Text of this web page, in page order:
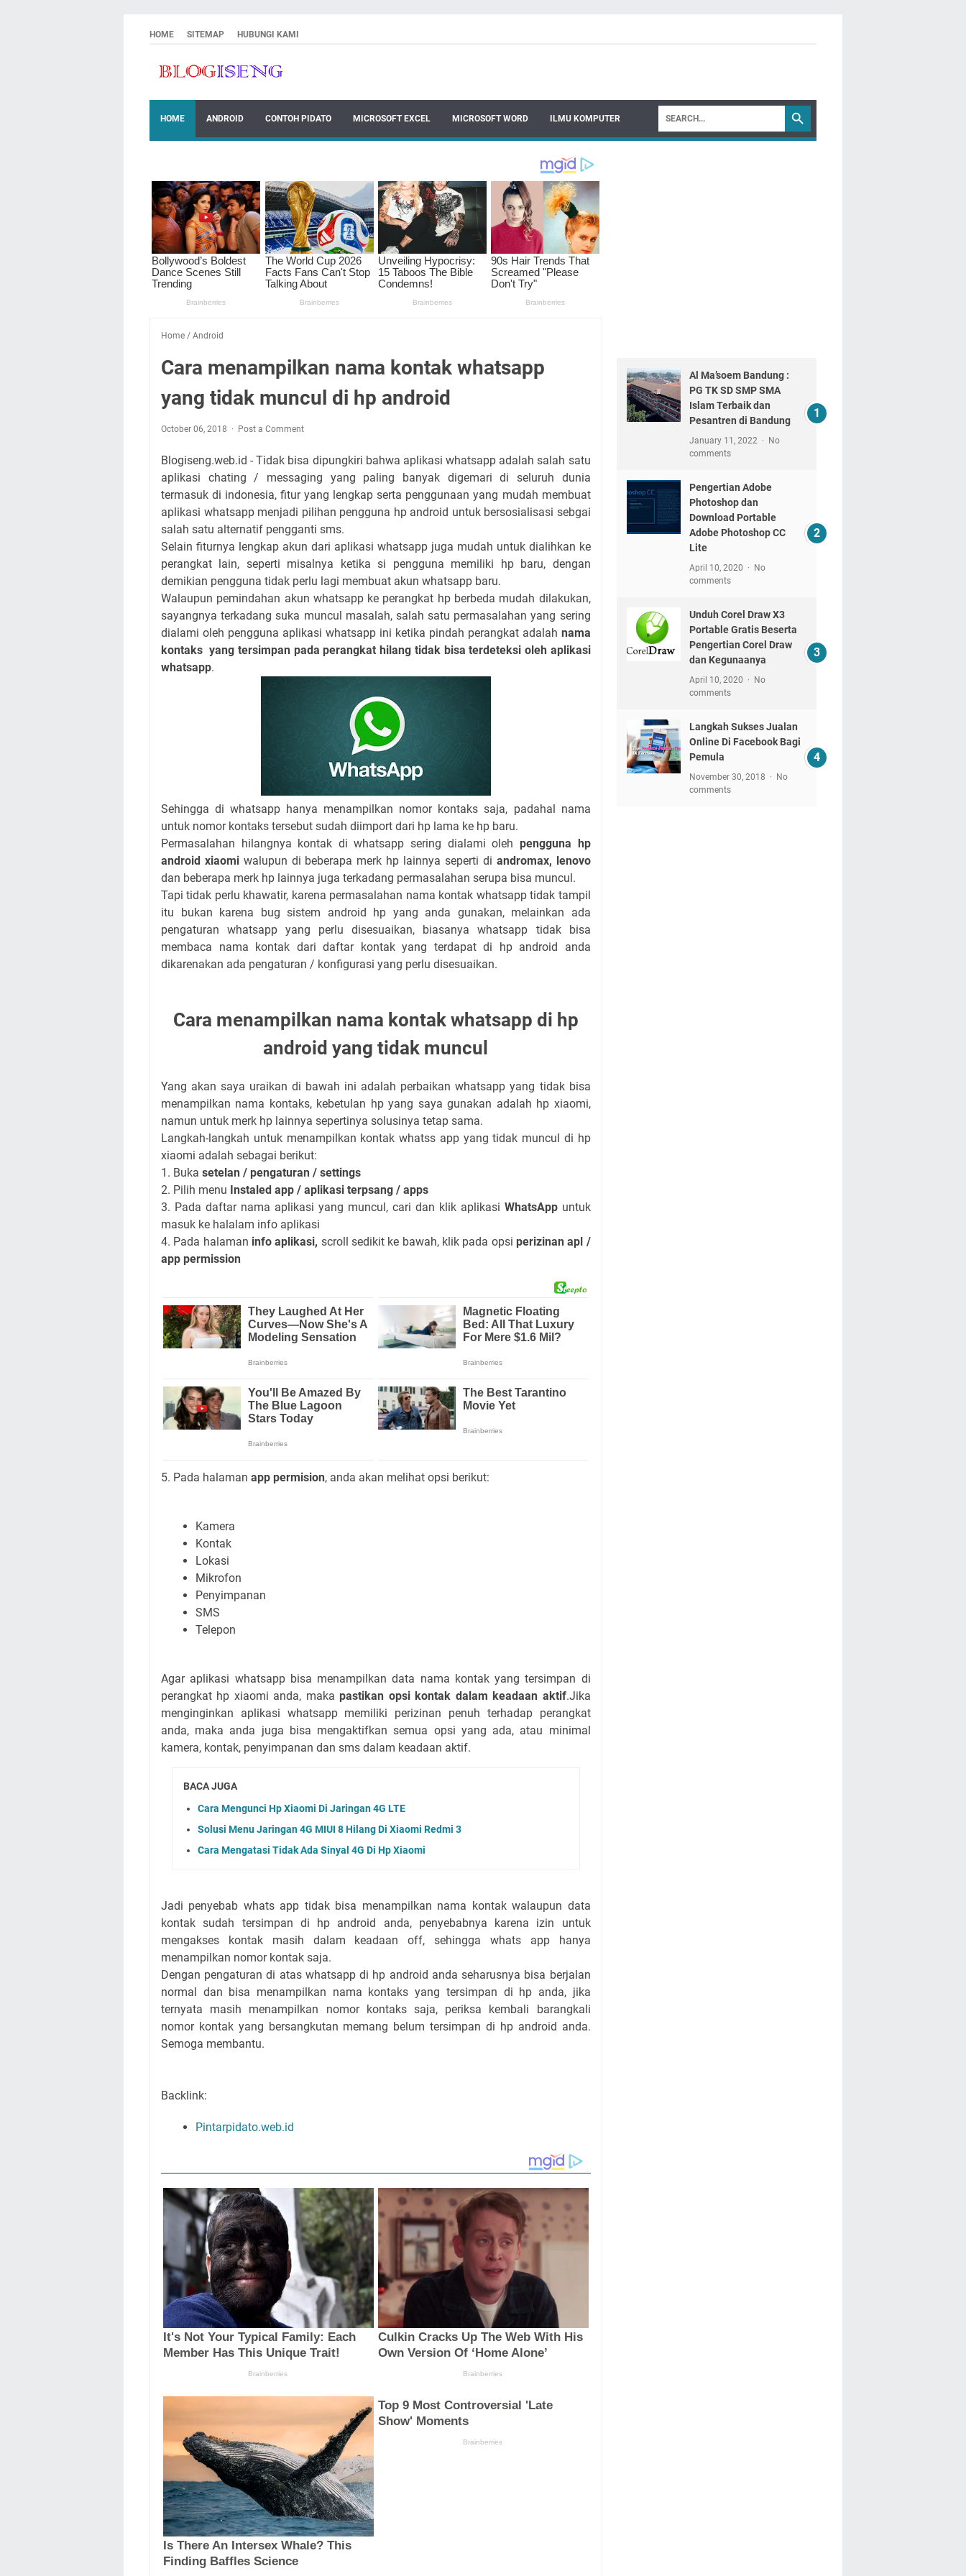
HOME SITEMAP HUBUNGI KAMI
HOME ANDROID CONTOH PIDATO MICROSOFT EXCEL MICROSOFT WORD ILMU KOMPUTER
Home / Android
Cara menampilkan nama kontak whatsapp
yang tidak muncul di hp android
October 06, 2018 Post a Comment
Blogiseng.web.id - Tidak bisa dipungkiri bahwa aplikasi whatsapp adalah salah satu
aplikasi chating / messaging yang paling banyak digemari di seluruh dunia
termasuk di indonesia, fitur yang lengkap serta penggunaan yang mudah membuat
aplikasi whatsapp menjadi pilihan pengguna hp android untuk bersosialisasi sebgai
salah satu alternatif pengganti sms.
Selain fiturnya lengkap akun dari aplikasi whatsapp juga mudah untuk dialihkan ke
perangkat lain, seperti misalnya ketika si pengguna memiliki hp baru, dengan
demikian pengguna tidak perlu lagi membuat akun whatsapp baru.
Walaupun pemindahan akun whatsapp ke perangkat hp berbeda mudah dilakukan,
sayangnya terkadang suka muncul masalah, salah satu permasalahan yang sering
dialami oleh pengguna aplikasi whatsapp ini ketika pindah perangkat adalah nama
kontaks yang tersimpan pada perangkat hilang tidak bisa terdeteksi oleh aplikasi
whatsapp.
Sehingga di whatsapp hanya menampilkan nomor kontaks saja, padahal nama
untuk nomor kontaks tersebut sudah diimport dari hp lama ke hp baru.
Permasalahan hilangnya kontak di whatsapp sering dialami oleh pengguna hp
android xiaomi walupun di beberapa merk hp lainnya seperti di andromax, lenovo
dan beberapa merk hp lainnya juga terkadang permasalahan serupa bisa muncul.
Tapi tidak perlu khawatir, karena permasalahan nama kontak whatsapp tidak tampil
itu bukan karena bug sistem android hp yang anda gunakan, melainkan ada
pengaturan whatsapp yang perlu disesuaikan, biasanya whatsapp tidak bisa
membaca nama kontak dari daftar kontak yang terdapat di hp android anda
dikarenakan ada pengaturan / konfigurasi yang perlu disesuaikan.
Cara menampilkan nama kontak whatsapp di hp
android yang tidak muncul
Yang akan saya uraikan di bawah ini adalah perbaikan whatsapp yang tidak bisa
menampilkan nama kontaks, kebetulan hp yang saya gunakan adalah hp xiaomi,
namun untuk merk hp lainnya sepertinya solusinya tetap sama.
Langkah-langkah untuk menampilkan kontak whatss app yang tidak muncul di hp
xiaomi adalah sebagai berikut:
1. Buka setelan / pengaturan / settings
2. Pilih menu Instaled app / aplikasi terpsang / apps
3. Pada daftar nama aplikasi yang muncul, cari dan klik aplikasi WhatsApp untuk
masuk ke halalam info aplikasi
4. Pada halaman info aplikasi, scroll sedikit ke bawah, klik pada opsi perizinan apl /
app permission
5. Pada halaman app permision, anda akan melihat opsi berikut:
Kamera
Kontak
Lokasi
Mikrofon
Penyimpanan
SMS
Telepon
Agar aplikasi whatsapp bisa menampilkan data nama kontak yang tersimpan di
perangkat hp xiaomi anda, makapastikan opsi kontak dalam keadaan aktif.Jika
menginginkan aplikasi whatsapp memiliki perizinan penuh terhadap perangkat
anda, maka anda juga bisa mengaktifkan semua opsi yang ada, atau minimal
kamera, kontak, penyimpanan dan sms dalam keadaan aktif.
BACA JUGA
Cara Mengunci Hp Xiaomi Di Jaringan 4G LTE
Solusi Menu Jaringan 4G MIUI 8 Hilang Di Xiaomi Redmi 3
Cara Mengatasi Tidak Ada Sinyal 4G Di Hp Xiaomi
Jadi penyebab whats app tidak bisa menampilkan nama kontak walaupun data
kontak sudah tersimpan di hp android anda, penyebabnya karena izin untuk
mengakses kontak masih dalam keadaan off, sehingga whats app hanya
menampilkan nomor kontak saja.
Dengan pengaturan di atas whatsapp di hp android anda seharusnya bisa berjalan
normal dan bisa menampilkan nama kontaks yang tersimpan di hp anda, jika
ternyata masih menampilkan nomor kontaks saja, periksa kembali barangkali
nomor kontak yang bersangkutan memang belum tersimpan di hp android anda.
Semoga membantu.
Backlink:
Pintarpidato.web.id
Al Ma’soem Bandung :
PG TK SD SMP SMA
Islam Terbaik dan
Pesantren di Bandung
January 11, 2022
No
comments
Pengertian Adobe
Photoshop dan
Download Portable
Adobe Photoshop CC
Lite
April 10, 2020
No
comments
Unduh Corel Draw X3
Portable Gratis Beserta
Pengertian Corel Draw
dan Kegunaanya
April 10, 2020
No
comments
Langkah Sukses Jualan
Online Di Facebook Bagi
Pemula
November 30, 2018
No
comments